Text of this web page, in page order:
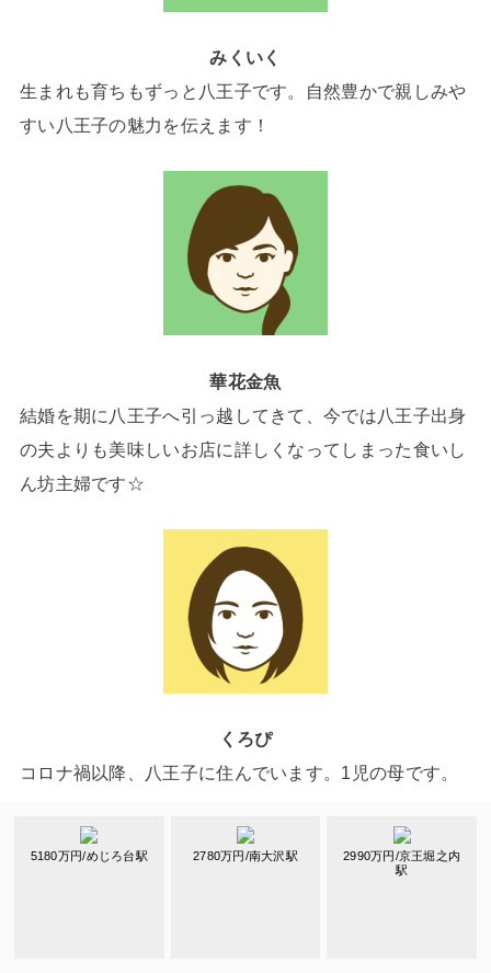
5180万円/めじろ台駅 2780万円/南大沢駅
2990万円/京王堀之内
駅
みくいく
生まれも育ちもずっと八王子です。自然豊かで親しみや
すい八王子の魅力を伝えます！
華花金魚
結婚を期に八王子へ引っ越してきて、今では八王子出身
の夫よりも美味しいお店に詳しくなってしまった食いし
ん坊主婦です☆
くろぴ
コロナ禍以降、八王子に住んでいます。1児の母です。